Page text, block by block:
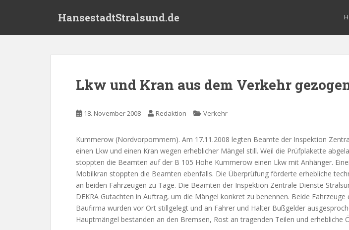
HansestadtStralsund.de
Lkw und Kran aus dem Verkehr
18. November 2008 Redaktion Verkehr
Kummerow (Nordvorpommern). Am 17.11.2008 legten Beamte der Inspektion
einen Lkw und einen Kran wegen erheblicher Mängel still. Weil die Prüfplakette
stoppten die Beamten auf der B 105 Höhe Kummerow einen Lkw mit Anhänger.
Mobilkran stoppten die Beamten ebenfalls. Die Überprüfung förderte erhebliche
an beiden Fahrzeugen zu Tage. Die Beamten der Inspektion Zentrale Dienste
DEKRA Gutachten in Auftrag, um die Mängel konkret zu benennen. Beide Fahrzeuge
Baufirma wurden vor Ort stillgelegt und an Fahrer und Halter Bußgelder
Hauptmängel bestanden an den Bremsen, Rost an tragenden Teilen und erhebliche